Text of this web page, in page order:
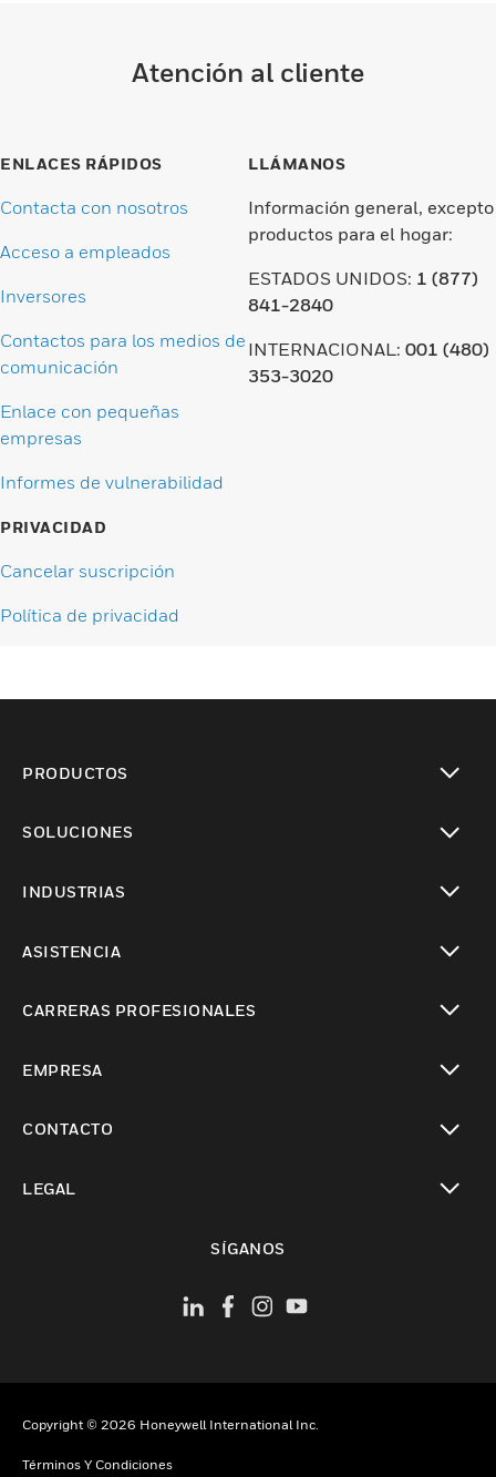
Atención al cliente
ENLACES RÁPIDOS
Contacta con nosotros
Acceso a empleados
Inversores
Contactos para los medios de
comunicación
Enlace con pequeñas
empresas
Informes de vulnerabilidad
LLÁMANOS
Información general, excepto
productos para el hogar:
ESTADOS UNIDOS: 1 (877)
841-2840
INTERNACIONAL: 001 (480)
353-3020
PRIVACIDAD
Cancelar suscripción
Política de privacidad
PRODUCTOS
SOLUCIONES
INDUSTRIAS
ASISTENCIA
CARRERAS PROFESIONALES
EMPRESA
CONTACTO
LEGAL
SÍGANOS
Copyright © 2026 Honeywell International Inc.
Términos Y Condiciones